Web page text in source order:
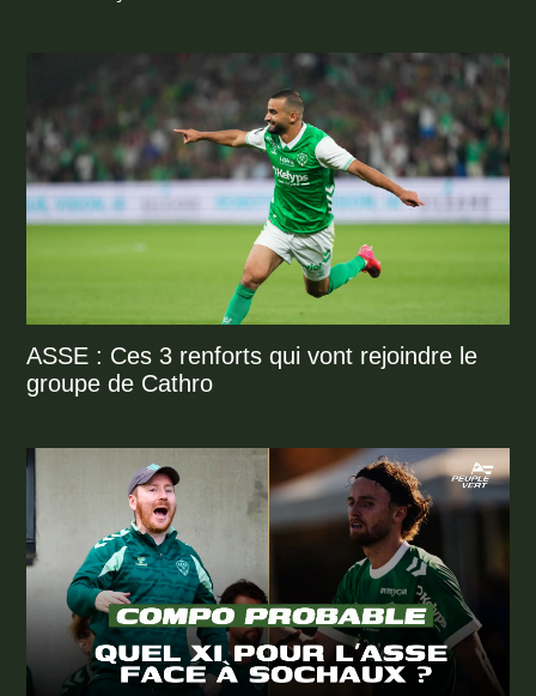
ASSE : Ces 3 renforts qui vont rejoindre le
groupe de Cathro